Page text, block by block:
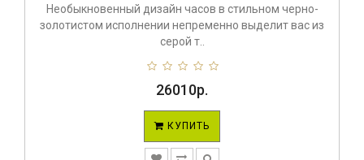
Необыкновенный дизайн часов в стильном черно-
золотистом исполнении непременно выделит вас из
серой т..
26010р.
КУПИТЬ